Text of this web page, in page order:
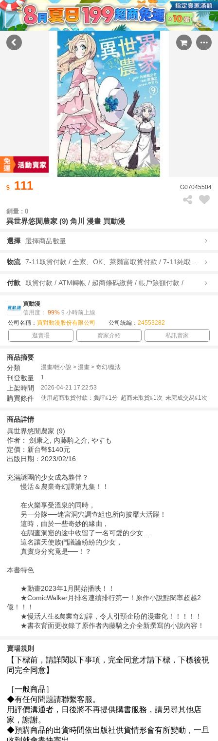
111 G07045504
銷量 : 0
異世界悠閒農家 (9) 角川 漫畫 買動漫
選擇 選擇商品數量
物流
付款 取貨付款 / ATM轉帳 / 超商條碼繳費 / 帳戶餘額付款 /
買動漫
信用度： 99% 9 小時前上線
公司名稱： 買對動漫股份有限公司 公司統編： 24553282
逛賣場
賣家介紹 私訊賣家
商品摘要
分類
漫畫/輕小說 > 漫畫 > 奇幻/魔法
刊登數量 1
上架時間 2026-04-21 17:22:53
購買條件 使用超商取貨付款：負評≦1分 超商未取貨≦1次 未完成交易≦1次
商品詳情
異世界悠閒農家 (9)
作者： 劍康之, 內藤騎之介, やすも
定價：新台幣$140元
出版日期：2023/02/16
充滿謎團的少女成為夥伴？
慢活＆農業奇幻譚第九集！！
在火樂享受溫泉的同時，
另一分隊──迷宮洞穴調查組也所向披靡大活躍！
這時，由於一些奇妙的緣由，
在調查洞窟的途中收留了一名可愛的少女…
這名讓天使族們議論紛紛的少女，
真實身分究竟是──！？
本書特色
★動畫2023年1月開始播映！！
★ComicWalker月排名連續排行第一！原作小說點閱率超越2
億！！！
★慢活人生&農業奇幻譚，令人引頸企盼的漫畫化！！！！！
★書衣背面更收錄了原作者內藤騎之介全新撰寫的小說內容！
賣場規則